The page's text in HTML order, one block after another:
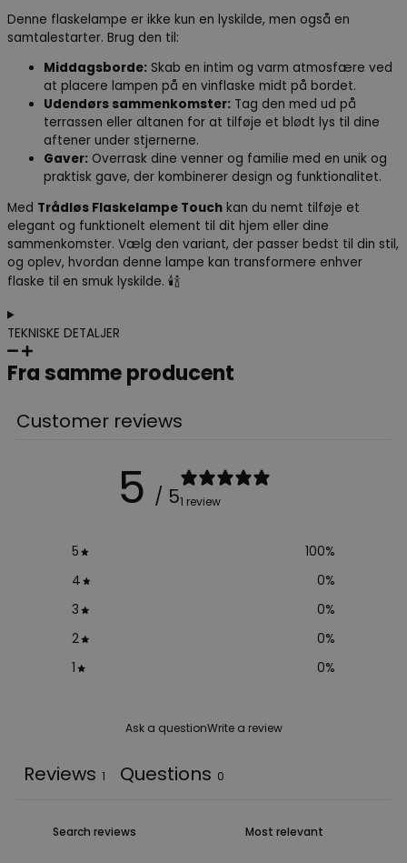
Denne flaskelampe er ikke kun en lyskilde, men også en
samtalestarter. Brug den til:
Middagsborde: Skab en intim og varm atmosfære ved
at placere lampen på en vinflaske midt på bordet.
Udendørs sammenkomster: Tag den med ud på
terrassen eller altanen for at tilføje et blødt lys til dine
aftener under stjernerne.
Gaver: Overrask dine venner og familie med en unik og
praktisk gave, der kombinerer design og funktionalitet.
Med Trådløs Flaskelampe Touch kan du nemt tilføje et
elegant og funktionelt element til dit hjem eller dine
sammenkomster. Vælg den variant, der passer bedst til din stil,
og oplev, hvordan denne lampe kan transformere enhver
flaske til en smuk lyskilde. 🕯️🍾
TEKNISKE DETALJER
Fra samme producent
Customer reviews
5 / 51 review
5 100%
4
0%
3
0%
2
0%
1
0%
Ask a questionWrite a review
Reviews 1 Questions 0